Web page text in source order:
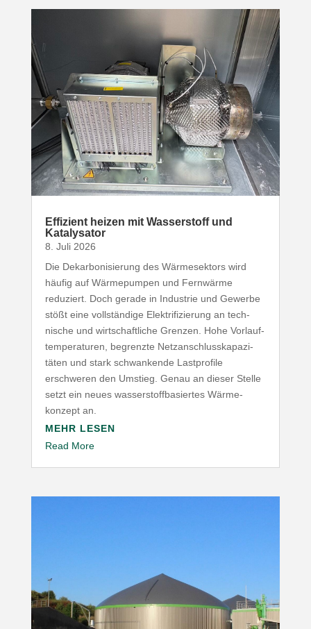
Effizient heizen mit Wasser­stoff und
Katalysator
8. Juli 2026
Die Dekar­bo­ni­sierung des Wärme­sektors wird
häufig auf Wärme­pumpen und Fernwärme
reduziert. Doch gerade in Industrie und Gewerbe
stößt eine voll­ständige Elek­tri­fi­zierung an tech­
nische und wirt­schaft­liche Grenzen. Hohe Vorlauf­
tem­pe­ra­turen, begrenzte Netz­an­schluss­ka­pa­zi­
täten und stark schwan­kende Last­profile
erschweren den Umstieg. Genau an dieser Stelle
setzt ein neues wasser­stoff­ba­siertes Wärme­
konzept an.
MEHR LESEN
Read More